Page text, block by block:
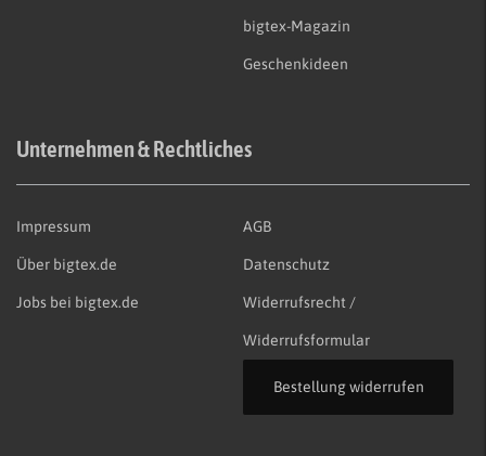
bigtex-Magazin
Geschenkideen
Unternehmen & Rechtliches
Impressum
Über bigtex.de
Jobs bei bigtex.de
AGB
Datenschutz
Widerrufsrecht /
Widerrufsformular
Bestellung widerrufen